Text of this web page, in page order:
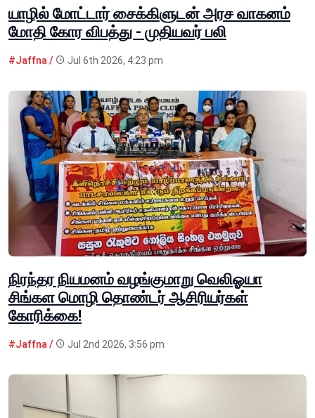
யாழில் மோட்டார் சைக்கிளுடன் அரச வாகனம்
மோதி கோர விபத்து - முதியவர் பலி
#Jaffna / Jul 6th 2026, 4:23 pm
நிரந்தர நியமனம் வழங்குமாறு வெலிஓயா
சிங்கள மொழி தொண்டர் ஆசிரியர்கள்
கோரிக்கை!
#Jaffna / Jul 2nd 2026, 3:56 pm